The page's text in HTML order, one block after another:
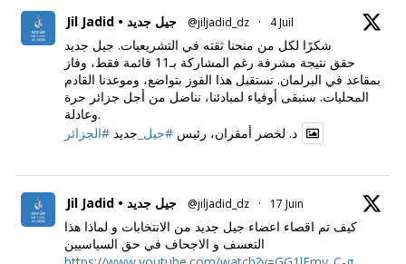
Jil Jadid • جيل جديد @jiljadid_dz · 4 Juil
شكرًا لكل من منحنا ثقته في التشريعيات. جيل جديد
حقق نتيجة مشرفة رغم المشاركة بـ11 قائمة فقط، وفاز
بمقاعد في البرلمان. نستقبل هذا الفوز بتواضع، وموعدنا القادم
المحليات. سنبقى أوفياء لمبادئنا، نناضل من أجل جزائر حرة
وعادلة.
د. لخضر أمقران، رئيس#جيل_ جديد#الجزائر
Jil Jadid • جيل جديد @jiljadid_dz · 17 Juin
كيف تم اقصاء اعضاء جيل جديد من الانتخابات و لماذا هذا
التعسف و الاجحاف في حق السياسيين